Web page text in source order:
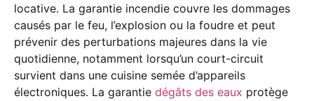
locative. La garantie incendie couvre les dommages
causés par le feu, l’explosion ou la foudre et peut
prévenir des perturbations majeures dans la vie
quotidienne, notamment lorsqu’un court-circuit
survient dans une cuisine semée d’appareils
électroniques. La garantie dégâts des eaux protège